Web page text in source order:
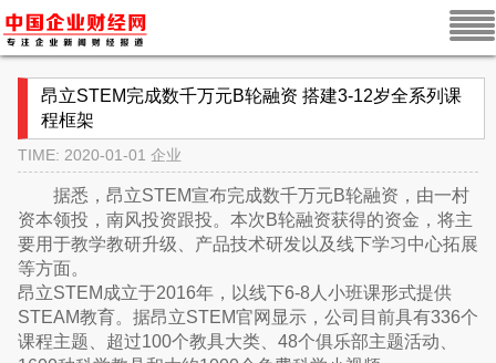
昂立STEM完成数千万元B轮融资 搭建3-12岁全系列课
程框架
TIME: 2020-01-01 企业
据悉，昂立STEM宣布完成数千万元B轮融资，由一村
资本领投，南风投资跟投。本次B轮融资获得的资金，将主
要用于教学教研升级、产品技术研发以及线下学习中心拓展
等方面。
昂立STEM成立于2016年，以线下6-8人小班课形式提供
STEAM教育。据昂立STEM官网显示，公司目前具有336个
课程主题、超过100个教具大类、48个俱乐部主题活动、